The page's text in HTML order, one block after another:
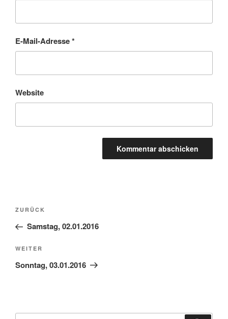
E-Mail-Adresse*
Website
Beitragsnavigation
Vorheriger
Beitrag
ZURÜCK
Samstag, 02.01.2016
Nächster
Beitrag
WEITER
Sonntag, 03.01.2016